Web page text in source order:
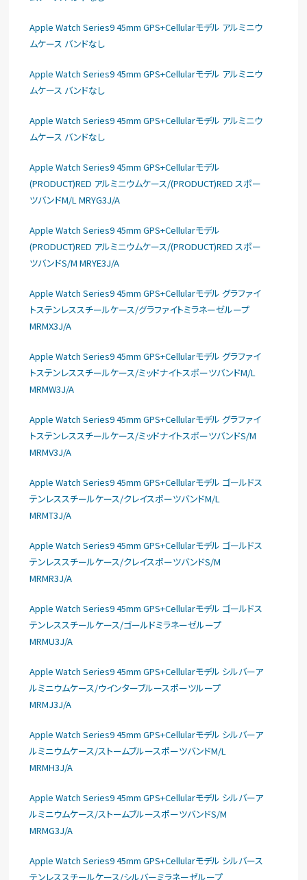
Apple Watch Series9 45mm GPS+Cellularモデル アルミニウ
ムケース バンドなし
Apple Watch Series9 45mm GPS+Cellularモデル アルミニウ
ムケース バンドなし
Apple Watch Series9 45mm GPS+Cellularモデル アルミニウ
ムケース バンドなし
Apple Watch Series9 45mm GPS+Cellularモデル
(PRODUCT)RED アルミニウムケース/(PRODUCT)RED スポー
ツバンドM/L MRYG3J/A
Apple Watch Series9 45mm GPS+Cellularモデル
(PRODUCT)RED アルミニウムケース/(PRODUCT)RED スポー
ツバンドS/M MRYE3J/A
Apple Watch Series9 45mm GPS+Cellularモデル グラファイ
トステンレススチールケース/グラファイトミラネーゼループ
MRMX3J/A
Apple Watch Series9 45mm GPS+Cellularモデル グラファイ
トステンレススチールケース/ミッドナイトスポーツバンドM/L
MRMW3J/A
Apple Watch Series9 45mm GPS+Cellularモデル グラファイ
トステンレススチールケース/ミッドナイトスポーツバンドS/M
MRMV3J/A
Apple Watch Series9 45mm GPS+Cellularモデル ゴールドス
テンレススチールケース/クレイスポーツバンドM/L
MRMT3J/A
Apple Watch Series9 45mm GPS+Cellularモデル ゴールドス
テンレススチールケース/クレイスポーツバンドS/M
MRMR3J/A
Apple Watch Series9 45mm GPS+Cellularモデル ゴールドス
テンレススチールケース/ゴールドミラネーゼループ
MRMU3J/A
Apple Watch Series9 45mm GPS+Cellularモデル シルバーア
ルミニウムケース/ウインターブルースポーツループ
MRMJ3J/A
Apple Watch Series9 45mm GPS+Cellularモデル シルバーア
ルミニウムケース/ストームブルースポーツバンドM/L
MRMH3J/A
Apple Watch Series9 45mm GPS+Cellularモデル シルバーア
ルミニウムケース/ストームブルースポーツバンドS/M
MRMG3J/A
Apple Watch Series9 45mm GPS+Cellularモデル シルバース
テンレススチールケース/シルバーミラネーゼループ